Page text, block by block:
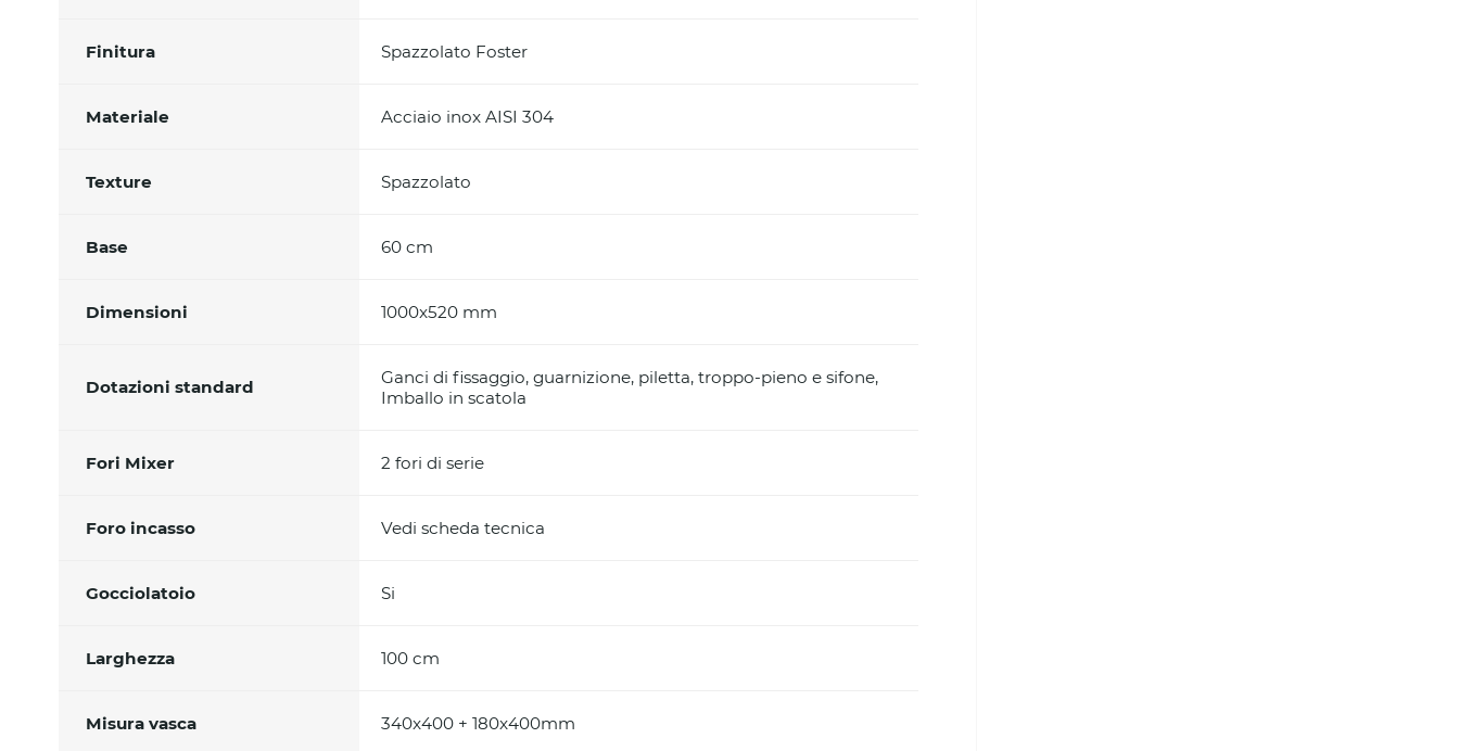
Finitura Spazzolato Foster
Materiale Acciaio inox AISI 304
Texture Spazzolato
Base 60 cm
Dimensioni 1000x520 mm
Dotazioni standard
Ganci di fissaggio, guarnizione, piletta, troppo-pieno e sifone,
Imballo in scatola
Fori Mixer 2 fori di serie
Foro incasso Vedi scheda tecnica
Gocciolatoio Si
Larghezza 100 cm
Misura vasca 340x400 + 180x400mm